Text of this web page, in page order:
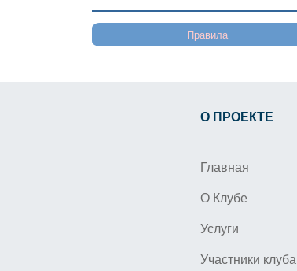
Правила
О ПРОЕКТЕ
Главная
О Клубе
Услуги
Участники клуба